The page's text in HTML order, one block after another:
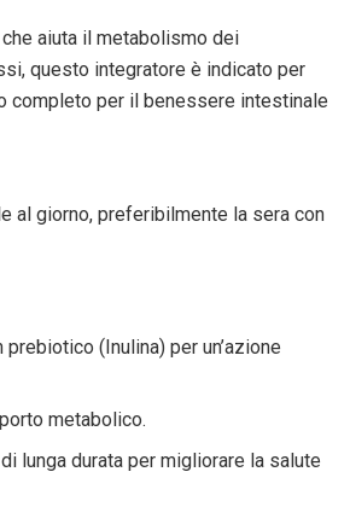
aiuta il metabolismo dei
questo integratore è indicato per
completo per il benessere intestinale
al giorno, preferibilmente la sera con
(Inulina) per un’azione
metabolico.
lunga durata per migliorare la salute